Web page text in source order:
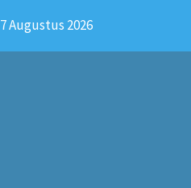
7 Augustus 2026